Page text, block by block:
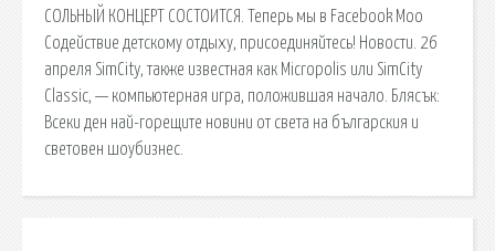
СОЛЬНЫЙ КОНЦЕРТ СОСТОИТСЯ. Теперь мы в Facebook Моо
Содействие детскому отдыху, присоединяйтесь! Новости. 26
апреля SimCity, также известная как Micropolis или SimCity
Classic, — компьютерная игра, положившая начало. Блясък:
Всеки ден най-горещите новини от света на българския и
световен шоубизнес.